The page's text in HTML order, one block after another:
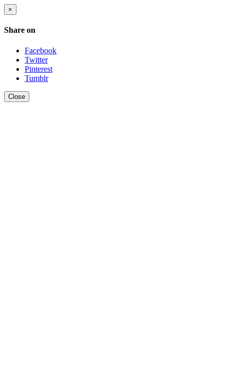
×
Share on
Facebook
Twitter
Pinterest
Tumblr
Close